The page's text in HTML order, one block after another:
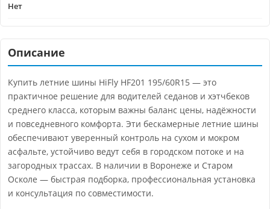
Нет
Описание
Купить летние шины HiFly HF201 195/60R15 — это
практичное решение для водителей седанов и хэтчбеков
среднего класса, которым важны баланс цены, надёжности
и повседневного комфорта. Эти бескамерные летние шины
обеспечивают уверенный контроль на сухом и мокром
асфальте, устойчиво ведут себя в городском потоке и на
загородных трассах. В наличии в Воронеже и Старом
Осколе — быстрая подборка, профессиональная установка
и консультация по совместимости.